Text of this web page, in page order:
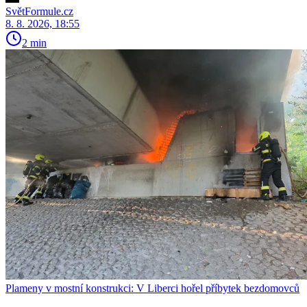
SvětFormule.cz
8. 8. 2026, 18:55
2 min
Plameny v mostní konstrukci: V Liberci hořel příbytek bezdomovců